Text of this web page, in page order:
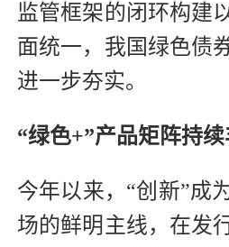
监管框架的闭环构建
面统一，我国绿色债
进一步夯实。
“绿色+”产品矩阵持
今年以来，“创新”成
场的鲜明主线，在发